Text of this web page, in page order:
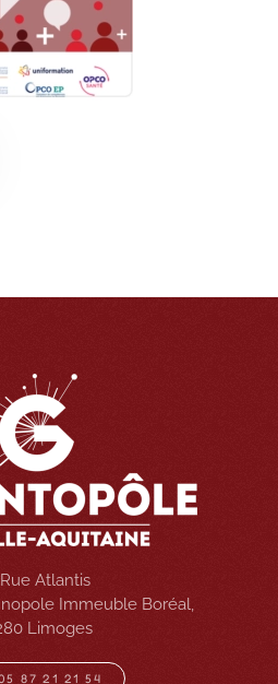
Atlantis
Immeuble Boréal,
Limoges
87 21 21 54